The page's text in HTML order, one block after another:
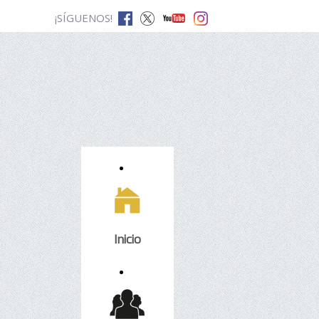
¡SÍGUENOS!
Inicio